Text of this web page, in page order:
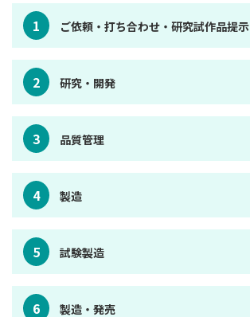
1 ご依頼・打ち合わせ・研究試作品提示
2 研究・開発
3 品質管理
4 製造
5 試験製造
6 製造・発売